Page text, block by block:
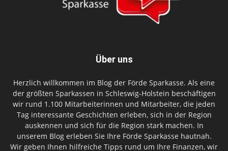
Über uns
Herzlich willkommen im Blog der Förde Sparkasse. Als eine
der größten Sparkassen in Schleswig-Holstein beschäftigen
wir rund 1.100 Mitarbeiterinnen und Mitarbeiter, die jeden
Tag interessante Geschichten erleben, sich in der Region
auskennen und sich für die Region stark machen. In
unserem Blog erleben Sie Ihre Förde Sparkasse hautnah.
Wir geben Ihnen hilfreiche Tipps rund um Ihre Finanzen, wir